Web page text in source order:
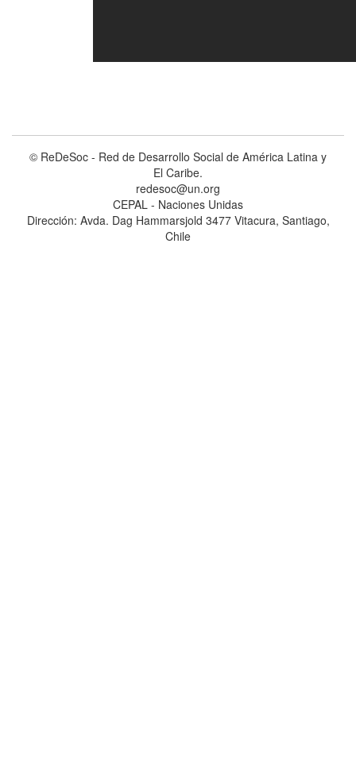
© ReDeSoc - Red de Desarrollo Social de América Latina y
El Caribe.
redesoc@un.org
CEPAL - Naciones Unidas
Dirección: Avda. Dag Hammarsjold 3477 Vitacura, Santiago,
Chile